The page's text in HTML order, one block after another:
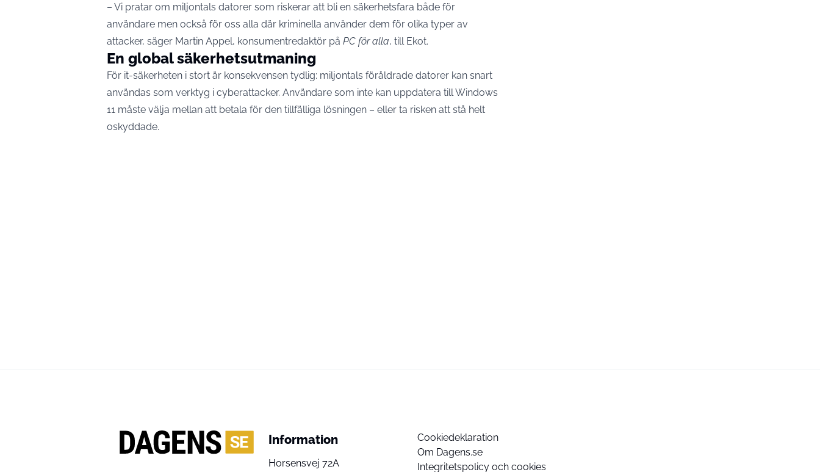
– Vi pratar om miljontals datorer som riskerar att bli en säkerhetsfara både för
användare men också för oss alla där kriminella använder dem för olika typer av
attacker, säger Martin Appel, konsumentredaktör på PC för alla, till Ekot.
En global säkerhetsutmaning
För it-säkerheten i stort är konsekvensen tydlig: miljontals föråldrade datorer kan snart
användas som verktyg i cyberattacker. Användare som inte kan uppdatera till Windows
11 måste välja mellan att betala för den tillfälliga lösningen – eller ta risken att stå helt
oskyddade.
Information
Horsensvej 72A
Cookiedeklaration
Om Dagens.se
Integritetspolicy och cookies